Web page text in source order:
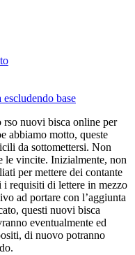
base
rso nuovi bisca online per
abbiamo motto, queste
da sottomettersi. Non
le vincite. Inizialmente, non
per mettere dei contante
i requisiti di lettere in mezzo
ad portare con l’aggiunta
questi nuovi bisca
eventualmente ed
di nuovo potranno